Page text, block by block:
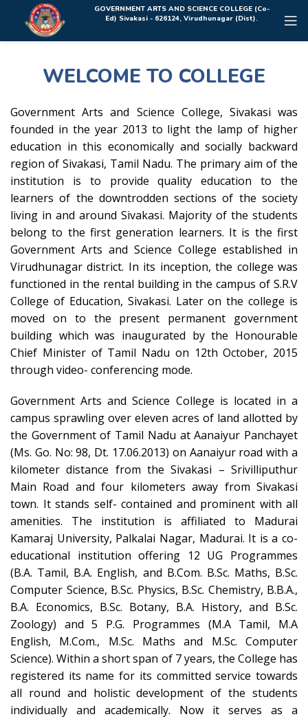
Rolex Replica Uhren DeutschlandGOVERNMENT ARTS AND SCIENCE COLLEGE (Co-
Ed) Sivakasi - 626124, Virudhunagar (Dist).
WELCOME TO COLLEGE
Government Arts and Science College, Sivakasi was
founded in the year 2013 to light the lamp of higher
education in this economically and socially backward
region of Sivakasi, Tamil Nadu. The primary aim of the
institution is to provide quality education to the
learners of the downtrodden sections of the society
living in and around Sivakasi. Majority of the students
belong to the first generation learners. It is the first
Government Arts and Science College established in
Virudhunagar district. In its inception, the college was
functioned in the rental building in the campus of S.R.V
College of Education, Sivakasi. Later on the college is
moved on to the present permanent government
building which was inaugurated by the Honourable
Chief Minister of Tamil Nadu on 12th October, 2015
through video- conferencing mode.
Government Arts and Science College is located in a
campus sprawling over eleven acres of land allotted by
the Government of Tamil Nadu at Aanaiyur Panchayet
(Ms. Go. No: 98, Dt. 17.06.2013) on Aanaiyur road with a
kilometer distance from the Sivakasi – Srivilliputhur
Main Road and four kilometers away from Sivakasi
town. It stands self- contained and prominent with all
amenities. The institution is affiliated to Madurai
Kamaraj University, Palkalai Nagar, Madurai. It is a co-
educational institution offering 12 UG Programmes
(B.A. Tamil, B.A. English, and B.Com. B.Sc. Maths, B.Sc.
Computer Science, B.Sc. Physics, B.Sc. Chemistry, B.B.A.,
B.A. Economics, B.Sc. Botany, B.A. History, and B.Sc.
Zoology) and 5 P.G. Programmes (M.A Tamil, M.A
English, M.Com., M.Sc. Maths and M.Sc. Computer
Science). Within a short span of 7 years, the College has
registered its name for its committed service towards
all round and holistic development of the students
individually and academically. Now it serves as a